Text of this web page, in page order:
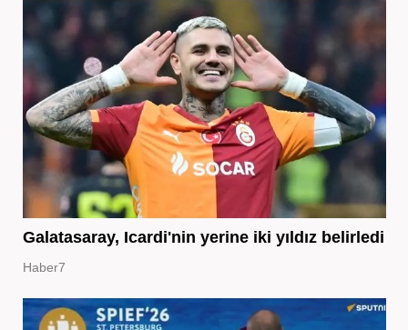
Galatasaray, Icardi'nin yerine iki yıldız belirledi
Haber7